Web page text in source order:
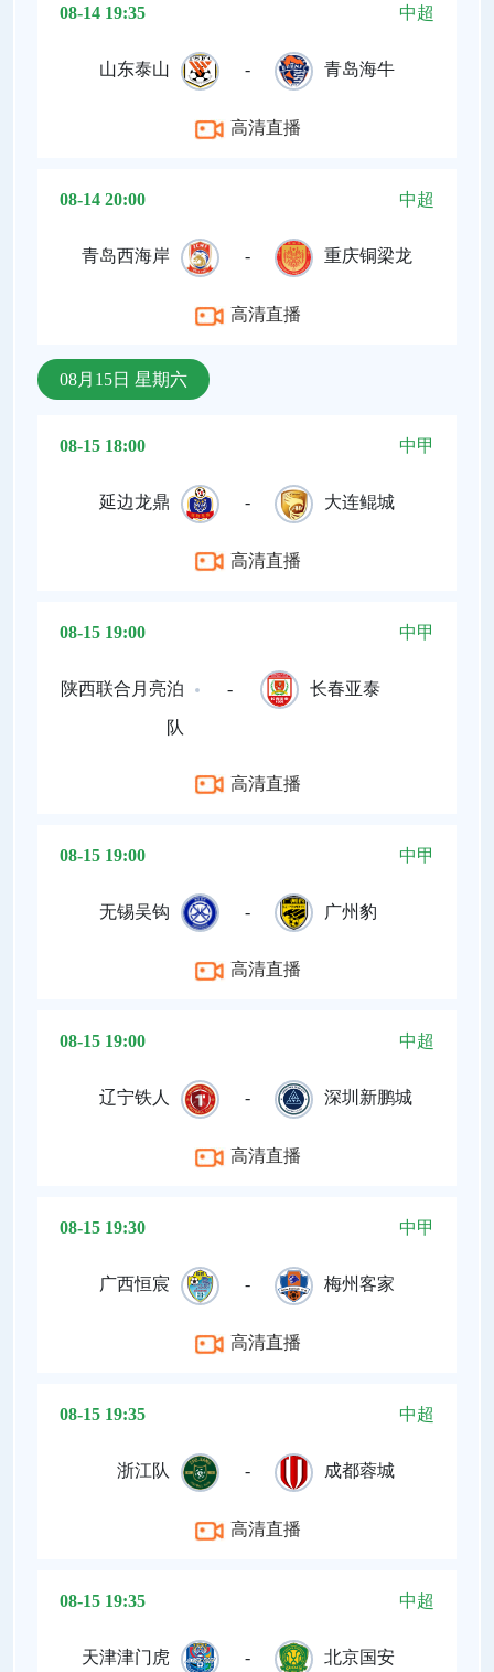
08-14 19:35 中超
山东泰山 - 青岛海牛
高清直播
08-14 20:00 中超
青岛西海岸 - 重庆铜梁龙
高清直播
08月15日 星期六
08-15 18:00 中甲
延边龙鼎 - 大连鲲城
高清直播
08-15 19:00 中甲
陕西联合月亮泊
队
- 长春亚泰
高清直播
08-15 19:00 中甲
无锡吴钩 - 广州豹
高清直播
08-15 19:00 中超
辽宁铁人 - 深圳新鹏城
高清直播
08-15 19:30 中甲
广西恒宸 - 梅州客家
高清直播
08-15 19:35 中超
浙江队 - 成都蓉城
高清直播
08-15 19:35 中超
天津津门虎 - 北京国安